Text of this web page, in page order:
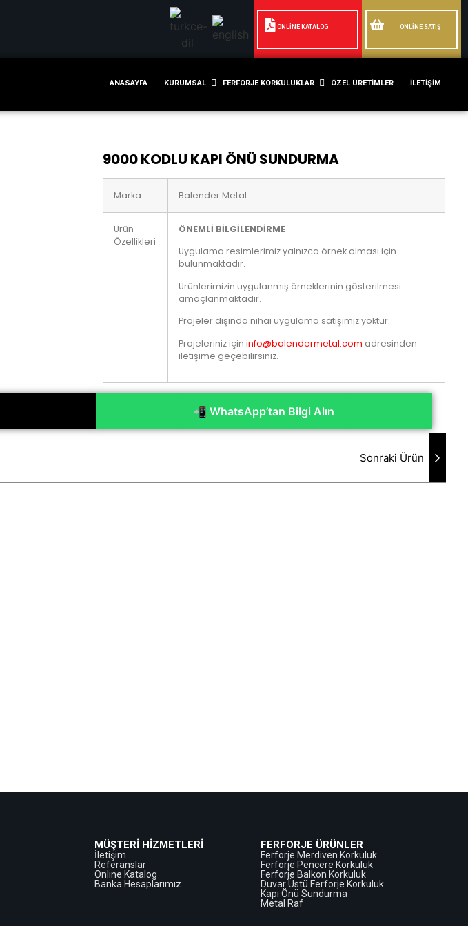
ONLİNE KATALOG ONLİNE SATIŞ
ANASAYFA KURUMSAL FERFORJE KORKULUKLAR ÖZEL ÜRETIMLER İLETIŞIM
9000 KODLU KAPI ÖNÜ SUNDURMA
Marka Balender Metal
Ürün
Özellikleri
ÖNEMLİ BİLGİLENDİRME
Uygulama resimlerimiz yalnızca örnek olması için
bulunmaktadır.
Ürünlerimizin uygulanmış örneklerinin gösterilmesi
amaçlanmaktadır.
Projeler dışında nihai uygulama satışımız yoktur.
Projeleriniz içininfo@balendermetal.com adresinden
iletişime geçebilirsiniz.
📲 WhatsApp’tan Bilgi Alın
Sonraki Ürün
MÜŞTERİ HİZMETLERİ
İletişim
Referanslar
Online Katalog
Banka Hesaplarımız
FERFORJE ÜRÜNLER
Ferforje Merdiven Korkuluk
Ferforje Pencere Korkuluk
Ferforje Balkon Korkuluk
Duvar Üstü Ferforje Korkuluk
Kapı Önü Sundurma
Metal Raf